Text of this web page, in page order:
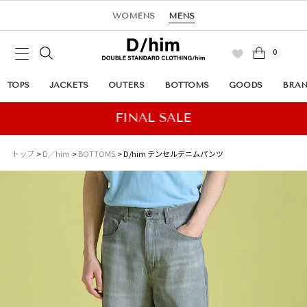
WOMENS MENS
0
TOPS JACKETS OUTERS BOTTOMS GOODS
トップ D／him BOTTOMS D/him テンセルデニムパンツ